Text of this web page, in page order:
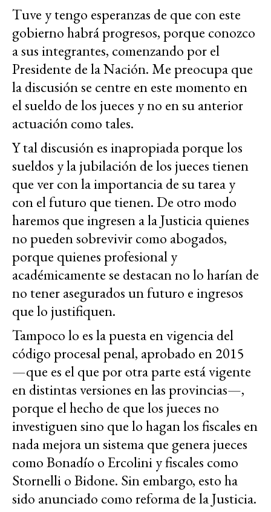
Tuve y tengo esperanzas de que con este
gobierno habrá progresos, porque conozco
a sus integrantes, comenzando por el
Presidente de la Nación. Me preocupa que
la discusión se centre en este momento en
el sueldo de los jueces y no en su anterior
actuación como tales.
Y tal discusión es inapropiada porque los
sueldos y la jubilación de los jueces tienen
que ver con la importancia de su tarea y
con el futuro que tienen. De otro modo
haremos que ingresen a la Justicia quienes
no pueden sobrevivir como abogados,
porque quienes profesional y
académicamente se destacan no lo harían de
no tener asegurados un futuro e ingresos
que lo justifiquen.
Tampoco lo es la puesta en vigencia del
código procesal penal, aprobado en 2015
—que es el que por otra parte está vigente
en distintas versiones en las provincias—,
porque el hecho de que los jueces no
investiguen sino que lo hagan los fiscales en
nada mejora un sistema que genera jueces
como Bonadío o Ercolini y fiscales como
Stornelli o Bidone. Sin embargo, esto ha
sido anunciado como reforma de la Justicia.